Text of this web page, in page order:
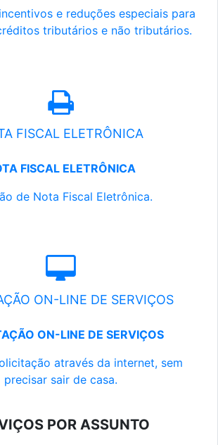
e reduções especiais para
tributários e não tributários.
FISCAL ELETRÔNICA
FISCAL ELETRÔNICA
de Nota Fiscal Eletrônica.
ON-LINE DE SERVIÇOS
ON-LINE DE SERVIÇOS
através da internet, sem
precisar sair de casa.
POR ASSUNTO